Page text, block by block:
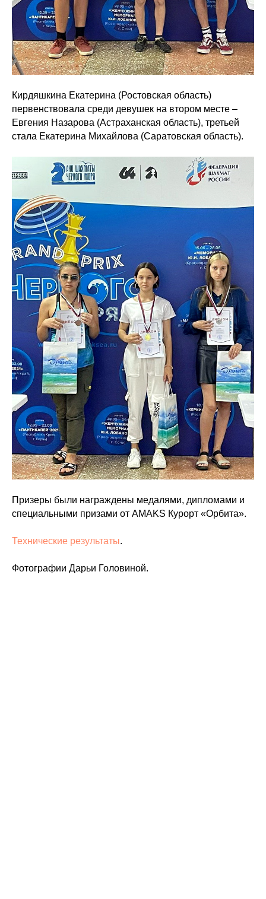
Кирдяшкина Екатерина (Ростовская область)
первенствовала среди девушек на втором месте –
Евгения Назарова (Астраханская область), третьей
стала Екатерина Михайлова (Саратовская область).
Призеры были награждены медалями, дипломами и
специальными призами от AMAKS Курорт «Орбита».
Технические результаты.
Фотографии Дарьи Головиной.